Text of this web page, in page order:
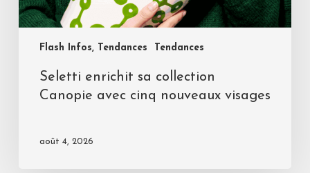
Flash Infos, Tendances Tendances
Seletti enrichit sa collection
Canopie avec cinq nouveaux visages
août 4, 2026